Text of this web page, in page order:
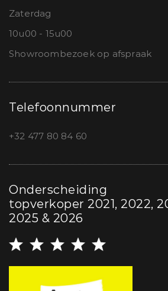
Zaterdag
10u00 - 15u00
Showroombezoek op afspraak
Telefoonnummer
+32 477 80 84 60
Onderscheiding
topverkoper 2021, 2022,
2025 & 2026